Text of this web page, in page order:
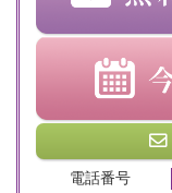
電話番号